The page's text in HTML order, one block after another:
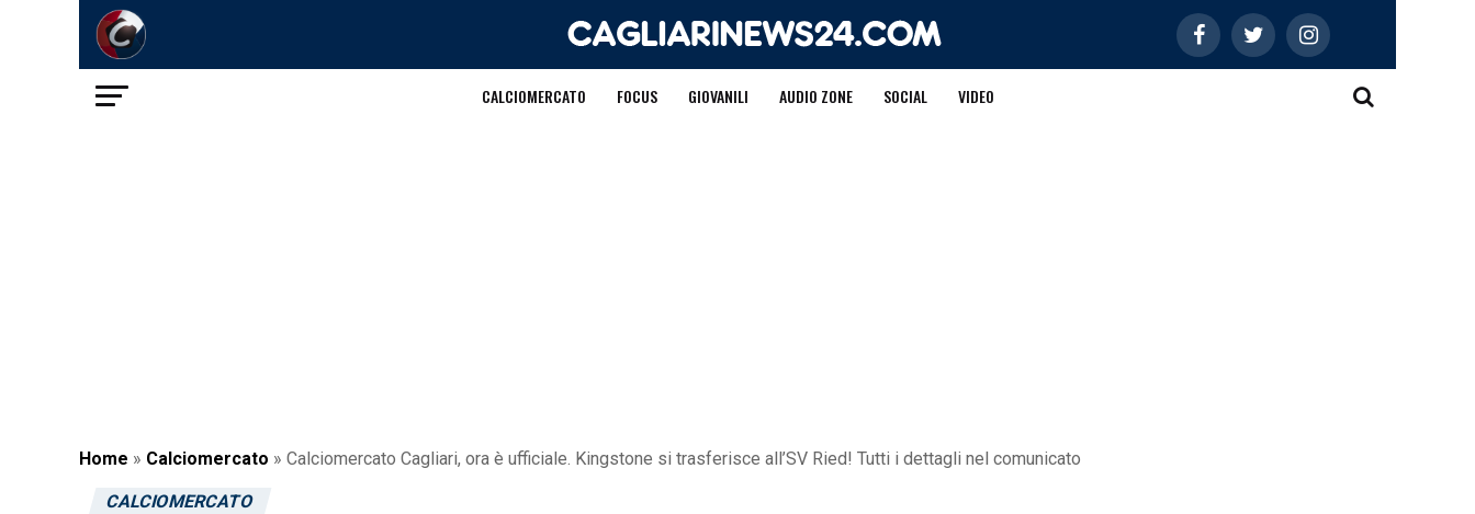
CALCIOMERCATO FOCUS GIOVANILI AUDIO ZONE SOCIAL VIDEO
Home » Calciomercato » Calciomercato Cagliari, ora è ufficiale. Kingstone si trasferisce all’SV Ried! Tutti i dettagli nel comunicato
CALCIOMERCATO